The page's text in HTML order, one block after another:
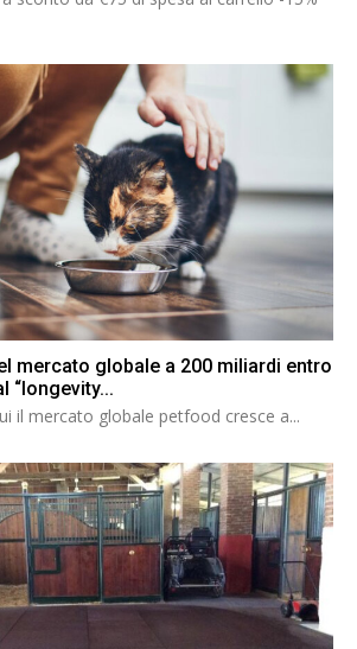
mercato globale a 200 miliardi entro
“longevity...
il mercato globale petfood cresce a...